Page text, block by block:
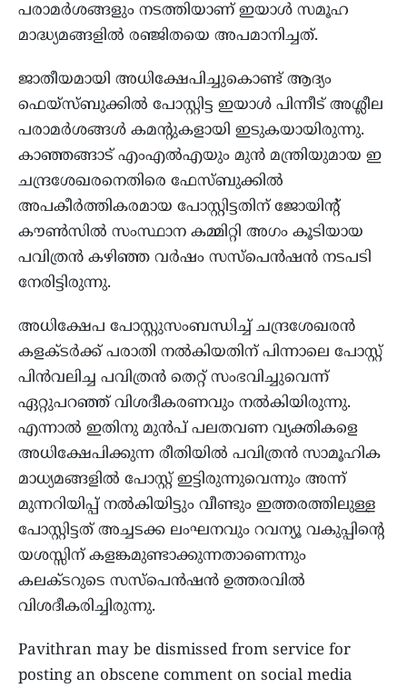
പരാമര്‍ശങ്ങളും നടത്തിയാണ് ഇയാള്‍ സമൂഹ
മാദ്ധ്യമങ്ങളില്‍ രഞ്ജിതയെ അപമാനിച്ചത്.
ജാതീയമായി അധിക്ഷേപിച്ചുകൊണ്ട് ആദ്യം
ഫെയ്സ്ബുക്കില്‍ പോസ്റ്റിട്ട ഇയാള്‍ പിന്നീട് അശ്ലീല
പരാമര്‍ശങ്ങള്‍ കമന്റുകളായി ഇടുകയായിരുന്നു.
കാഞ്ഞങ്ങാട് എംഎല്‍എയും മുന്‍ മന്ത്രിയുമായ ഇ
ചന്ദ്രശേഖരനെതിരെ ഫേസ്ബുക്കില്‍
അപകീര്‍ത്തികരമായ പോസ്റ്റിട്ടതിന് ജോയിന്റ്
കൗണ്‍സില്‍ സംസ്ഥാന കമ്മിറ്റി അഗം കൂടിയായ
പവിത്രന്‍ കഴിഞ്ഞ വര്‍ഷം സസ്‌പെന്‍ഷന്‍ നടപടി
നേരിട്ടിരുന്നു.
അധിക്ഷേപ പോസ്റ്റുസംബന്ധിച്ച് ചന്ദ്രശേഖരന്‍
കളക്ടര്‍ക്ക് പരാതി നല്‍കിയതിന് പിന്നാലെ പോസ്റ്റ്
പിന്‍വലിച്ച പവിത്രന്‍ തെറ്റ് സംഭവിച്ചുവെന്ന്
ഏറ്റുപറഞ്ഞ് വിശദീകരണവും നല്‍കിയിരുന്നു.
എന്നാല്‍ ഇതിനു മുന്‍പ് പലതവണ വ്യക്തികളെ
അധിക്ഷേപിക്കുന്ന രീതിയില്‍ പവിത്രന്‍ സാമൂഹിക
മാധ്യമങ്ങളില്‍ പോസ്റ്റ് ഇട്ടിരുന്നുവെന്നും അന്ന്
മുന്നറിയിപ്പ് നല്‍കിയിട്ടും വീണ്ടും ഇത്തരത്തിലുള്ള
പോസ്റ്റിട്ടത് അച്ചടക്ക ലംഘനവും റവന്യൂ വകുപ്പിന്റെ
യശസ്സിന് കളങ്കമുണ്ടാക്കുന്നതാണെന്നും
കലക്ടറുടെ സസ്പെന്‍ഷന്‍ ഉത്തരവില്‍
വിശദീകരിച്ചിരുന്നു.
Pavithran may be dismissed from service for
posting an obscene comment on social media